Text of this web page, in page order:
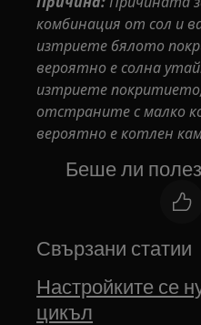
комбинация от сол и
изтриете бялото
вероятно е солна
изтриете
отстраните с малко
вероятно е котлен
Беше ли
Свързани статии
Настройките се
цикъл